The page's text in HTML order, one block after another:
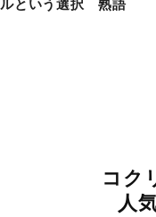
コク
人